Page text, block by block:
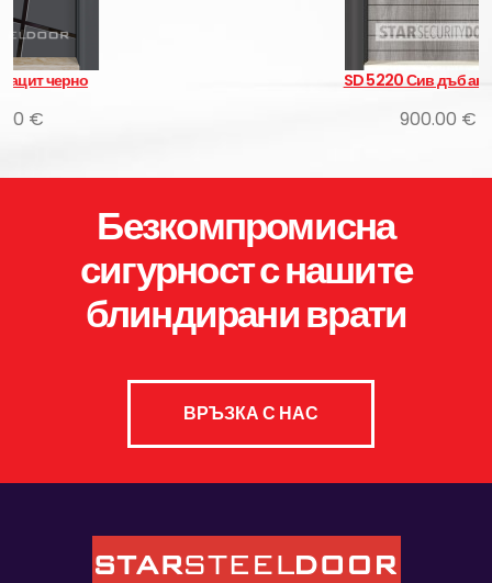
SD 5220 Сив дъб антрацит
Безкомпромисна
сигурност с нашите
блиндирани врати
ВРЪЗКА С НАС